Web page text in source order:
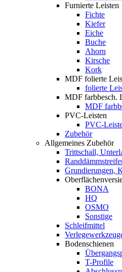
Furnierte Leisten
Fichte
Kiefer
Eiche
Buche
Ahorn
Kirsche
Kork
MDF folierte
folierte
MDF farbbesch.
MDF
PVC-Leisten
PVC-
Zubehör
Allgemeines Zubehör
Trittschall,
Grundierungen,
BONA
HQ
OSMO
Sonstige
Schleifmittel
Bodenschienen
T-Profile